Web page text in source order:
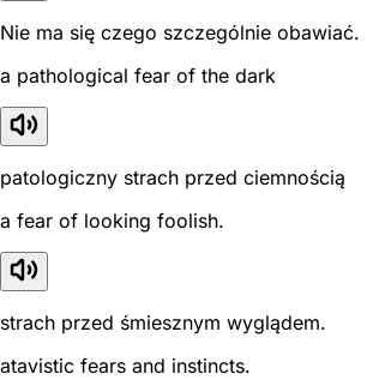
Nie ma się czego szczególnie obawiać.
a pathological fear of the dark
patologiczny strach przed ciemnością
a fear of looking foolish.
strach przed śmiesznym wyglądem.
atavistic fears and instincts.